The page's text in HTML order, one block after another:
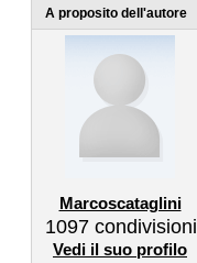
A proposito dell'autore
Marcoscataglini
1097 condivisioni
Vedi il suo profilo